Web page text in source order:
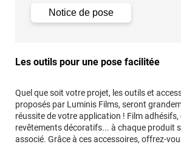
Notice de pose
Les outils pour une pose facilitée
Quel que soit votre projet, les outils et
proposés par Luminis Films, seront
réussite de votre application ! Film
revêtements décoratifs... à chaque produit
associé. Grâce à ces accessoires, offrez-